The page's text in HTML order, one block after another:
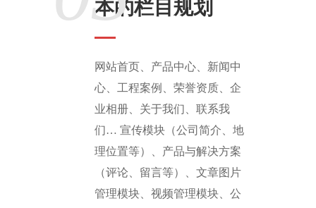
本的栏目规划
网站首页、产品中心、新闻中
心、工程案例、荣誉资质、企
业相册、关于我们、联系我
们… 宣传模块（公司简介、地
理位置等）、产品与解决方案
（评论、留言等）、文章图片
管理模块、视频管理模块、公